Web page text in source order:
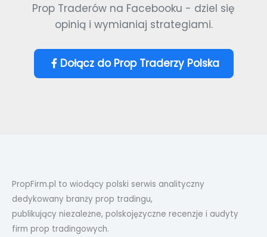
Prop Traderów na Facebooku - dziel się
opinią i wymianiaj strategiami.
Dołącz do Prop Traderzy Polska
PropFirm.pl to wiodący polski serwis analityczny
dedykowany branży prop tradingu,
publikujący niezależne, polskojęzyczne recenzje i audyty
firm prop tradingowych.